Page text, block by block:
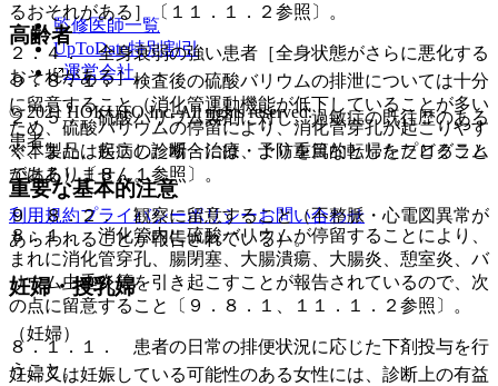
高齢者
９．８．１． 検査後の硫酸バリウムの排泄については十分
に留意すること（消化管運動機能が低下していることが多い
ため、硫酸バリウムの停留により、消化管穿孔が起こりやす
く、また、起こした場合には、より重篤な転帰をたどること
がある）〔８．１参照〕。
９．８．２． 観察に留意すること（不整脈・心電図異常が
あらわれることが報告されている）。
妊婦・授乳婦
（妊婦）
妊婦又は妊娠している可能性のある女性には、診断上の有益
るおそれがある］〔１１．１．２参照〕。
２．４． 全身衰弱の強い患者［全身状態がさらに悪化する
おそれがある］。
２．５． 硫酸バリウム製剤に対し、過敏症の既往歴のある
患者。
重要な基本的注意
８．１． 消化管内に硫酸バリウムが停留することにより、
まれに消化管穿孔、腸閉塞、大腸潰瘍、大腸炎、憩室炎、バ
リウム虫垂炎等を引き起こすことが報告されているので、次
の点に留意すること〔９．８．１、１１．１．２参照〕。
８．１．１． 患者の日常の排便状況に応じた下剤投与を行
うこと。
監修医師一覧
UpToDate特別割引
運営会社
© 2021 HOKUTO Inc. All rights reserved.
※本製品は疾病の診断・治療・予防を目的としたプログラム
ではありません。
利用規約プライバシーポリシーお問い合わせ